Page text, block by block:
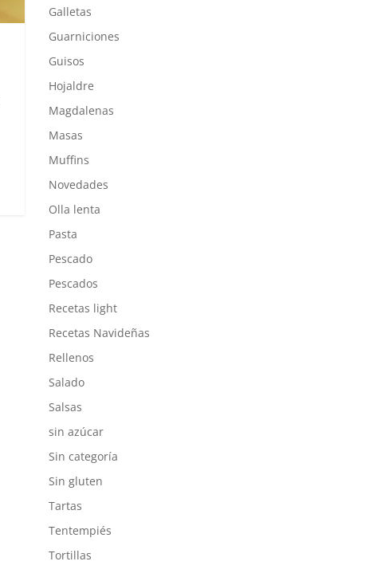
Galletas
Guarniciones
Guisos
Hojaldre
Magdalenas
Masas
Muffins
Novedades
Olla lenta
Pasta
Pescado
Pescados
Recetas light
Recetas Navideñas
Rellenos
Salado
Salsas
sin azúcar
Sin categoría
Sin gluten
Tartas
Tentempiés
Tortillas